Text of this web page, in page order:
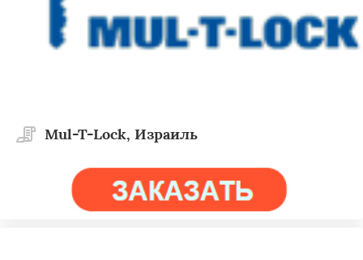
Mul-T-Lock, Израиль